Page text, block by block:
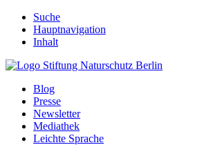
Suche
Hauptnavigation
Inhalt
Blog
Presse
Newsletter
Mediathek
Leichte Sprache